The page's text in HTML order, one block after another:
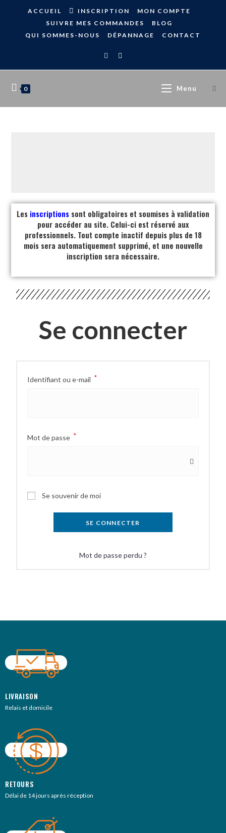
ACCUEIL INSCRIPTION
MON COMPTE
SUIVRE MES COMMANDES
BLOG
QUI SOMMES-NOUS
DÉPANNAGE CONTACT
0 Menu
Les inscriptions sont obligatoires et soumises à validation
pour accéder au site. Celui-ci est réservé aux
professionnels. Tout compte inactif depuis plus de 18
mois sera automatiquement supprimé, et une nouvelle
inscription sera nécessaire.
Se connecter
Identifiant ou e-mail *
Mot de passe *
Se souvenir de moi
SE CONNECTER
Mot de passe perdu ?
LIVRAISON
Relais et domicile
RETOURS
Délai de 14 jours après réception